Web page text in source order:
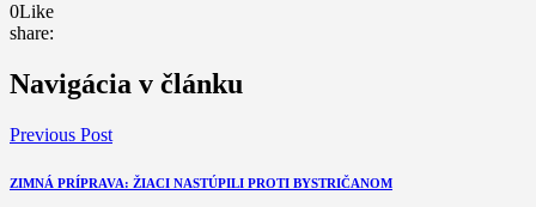
0Like
share:
Navigácia v článku
Previous Post
ZIMNÁ PRÍPRAVA: ŽIACI NASTÚPILI PROTI BYSTRIČANOM